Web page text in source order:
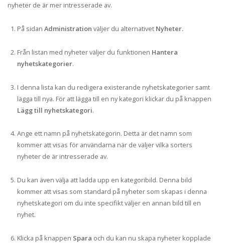
nyheter de är mer intresserade av.
På sidanAdministration väljer du alternativet Nyheter.
Från listan med nyheter väljer du funktionen Hantera
nyhetskategorier.
I denna lista kan du redigera existerande nyhetskategorier samt
lägga till nya. För att lägga till en ny kategori klickar du på knappen
Lägg till nyhetskategori.
Ange ett namn på nyhetskategorin. Detta är det namn som
kommer att visas för användarna när de väljer vilka sorters
nyheter de är intresserade av.
Du kan även välja att ladda upp en kategoribild. Denna bild
kommer att visas som standard på nyheter som skapas i denna
nyhetskategori om du inte specifikt väljer en annan bild till en
nyhet.
Klicka på knappen Spara och du kan nu skapa nyheter kopplade